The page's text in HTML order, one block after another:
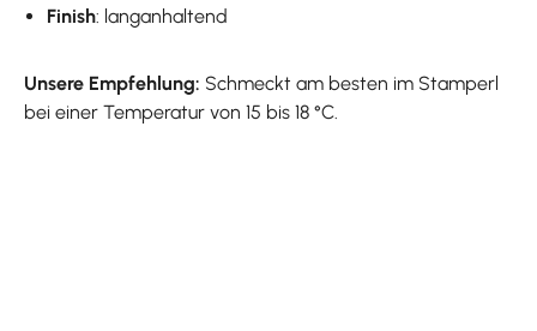
Finish: langanhaltend
Unsere Empfehlung: Schmeckt am besten im Stamperl
bei einer Temperatur von 15 bis 18 °C.